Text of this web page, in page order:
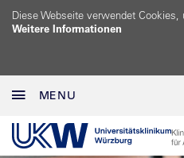
Diese Webseite verwendet
Weitere Informationen
MENU